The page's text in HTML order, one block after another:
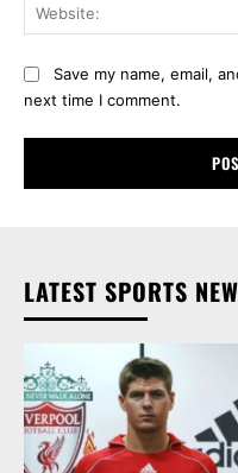
Save my name, email,
next time I comment.
LATEST SPORTS